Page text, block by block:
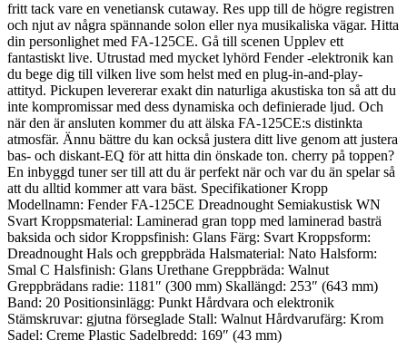
fritt tack vare en venetiansk cutaway. Res upp till de högre registren
och njut av några spännande solon eller nya musikaliska vägar. Hitta
din personlighet med FA-125CE. Gå till scenen Upplev ett
fantastiskt live. Utrustad med mycket lyhörd Fender -elektronik kan
du bege dig till vilken live som helst med en plug-in-and-play-
attityd. Pickupen levererar exakt din naturliga akustiska ton så att du
inte kompromissar med dess dynamiska och definierade ljud. Och
när den är ansluten kommer du att älska FA-125CE:s distinkta
atmosfär. Ännu bättre du kan också justera ditt live genom att justera
bas- och diskant-EQ för att hitta din önskade ton. cherry på toppen?
En inbyggd tuner ser till att du är perfekt när och var du än spelar så
att du alltid kommer att vara bäst. Specifikationer Kropp
Modellnamn: Fender FA-125CE Dreadnought Semiakustisk WN
Svart Kroppsmaterial: Laminerad gran topp med laminerad basträ
baksida och sidor Kroppsfinish: Glans Färg: Svart Kroppsform:
Dreadnought Hals och greppbräda Halsmaterial: Nato Halsform:
Smal C Halsfinish: Glans Urethane Greppbräda: Walnut
Greppbrädans radie: 1181″ (300 mm) Skallängd: 253″ (643 mm)
Band: 20 Positionsinlägg: Punkt Hårdvara och elektronik
Stämskruvar: gjutna förseglade Stall: Walnut Hårdvarufärg: Krom
Sadel: Creme Plastic Sadelbredd: 169″ (43 mm)